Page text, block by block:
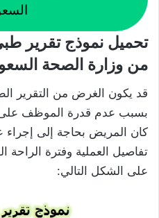
تحميل نموذج تقرير
من وزارة الصحة
قد يكون الغرض من التقرير
بسبب عدم قدرة الموظف على
كان المريض بحاجة إلى
تفاصيل العملية وفترة الراحة
على الشكل التالي: